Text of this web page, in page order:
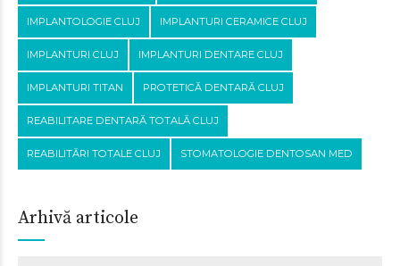
IMPLANTOLOGIE CLUJ IMPLANTURI CERAMICE CLUJ
IMPLANTURI CLUJ IMPLANTURI DENTARE CLUJ
IMPLANTURI TITAN PROTETICĂ DENTARĂ CLUJ
REABILITARE DENTARĂ TOTALĂ CLUJ
REABILITĂRI TOTALE CLUJ STOMATOLOGIE DENTOSAN MED
Arhivă articole